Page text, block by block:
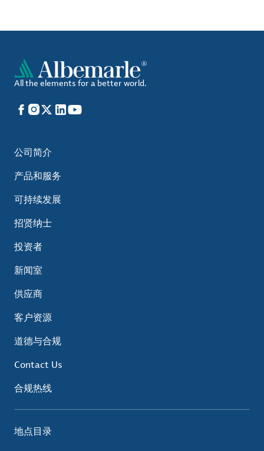
All the elements for a better world.
Facebook
Instagram
X LinkedIn
YouTube
公司简介
产品和服务
可持续发展
招贤纳士
投资者
新闻室
供应商
客户资源
道德与合规
Contact Us
合规热线
地点目录